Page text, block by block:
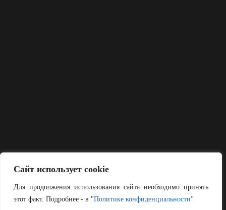
Сайт использует cookie
Для продолжения использования сайта необходимо принять
этот факт. Подробнее - в "Политике конфиденциальности"